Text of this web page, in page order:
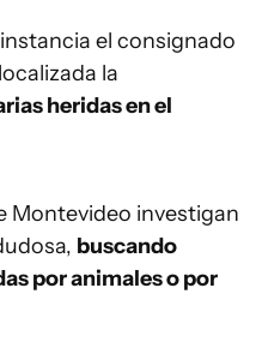
el consignado
la
heridas en el
Montevideo investigan
buscando
por animales o por